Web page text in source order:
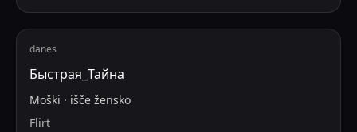
danes
Быстрая_Тайна
Moški · išče žensko
Flirt